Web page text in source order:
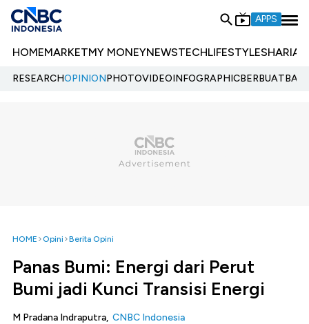
APPS
HOMEMARKETMY MONEYNEWSTECHLIFESTYLESHARIA
RESEARCHOPINIONPHOTOVIDEOINFOGRAPHIC
HOME Opini Berita Opini
Panas Bumi: Energi dari Perut
Bumi jadi Kunci Transisi Energi
M Pradana Indraputra, CNBC Indonesia